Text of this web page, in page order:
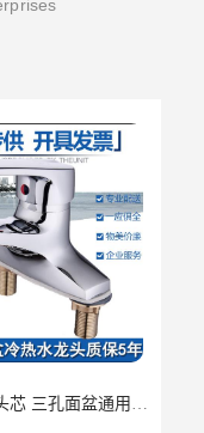
浴室冷热水龙头芯 三孔面盆通用中珠 24小时内送达